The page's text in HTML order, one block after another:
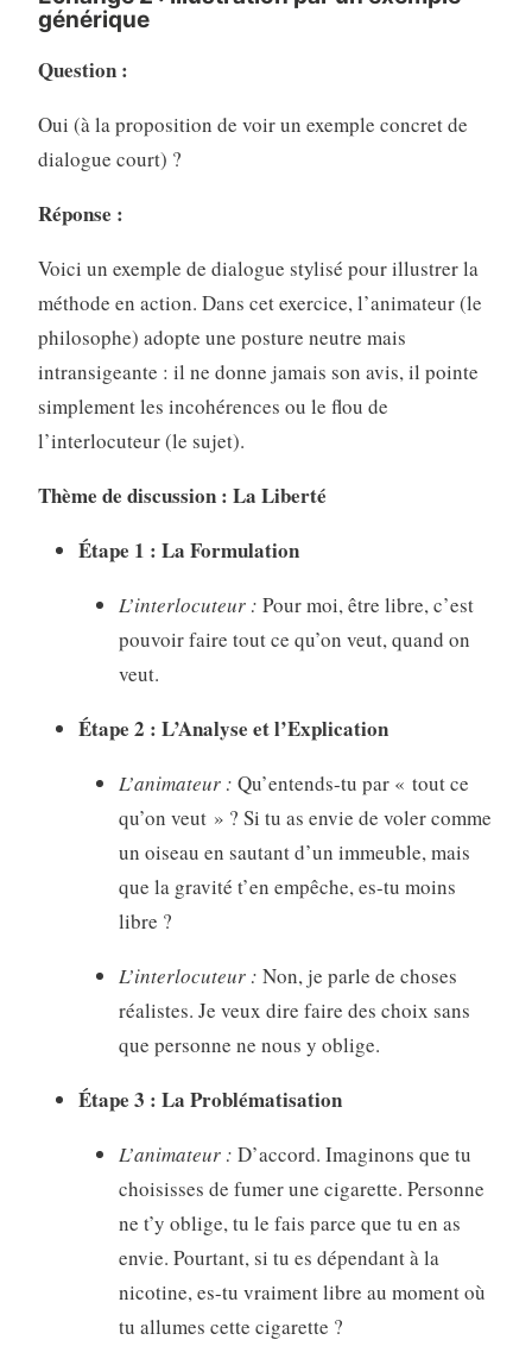
générique
Question :
Oui (à la proposition de voir un exemple concret de
dialogue court) ?
Réponse :
Voici un exemple de dialogue stylisé pour illustrer la
méthode en action. Dans cet exercice, l’animateur (le
philosophe) adopte une posture neutre mais
intransigeante : il ne donne jamais son avis, il pointe
simplement les incohérences ou le flou de
l’interlocuteur (le sujet).
Thème de discussion : La Liberté
Étape 1 : La Formulation
L’interlocuteur : Pour moi, être libre, c’est
pouvoir faire tout ce qu’on veut, quand on
veut.
Étape 2 : L’Analyse et l’Explication
L’animateur : Qu’entends-tu par « tout ce
qu’on veut » ? Si tu as envie de voler comme
un oiseau en sautant d’un immeuble, mais
que la gravité t’en empêche, es-tu moins
libre ?
L’interlocuteur : Non, je parle de choses
réalistes. Je veux dire faire des choix sans
que personne ne nous y oblige.
Étape 3 : La Problématisation
L’animateur : D’accord. Imaginons que tu
choisisses de fumer une cigarette. Personne
ne t’y oblige, tu le fais parce que tu en as
envie. Pourtant, si tu es dépendant à la
nicotine, es-tu vraiment libre au moment où
tu allumes cette cigarette ?